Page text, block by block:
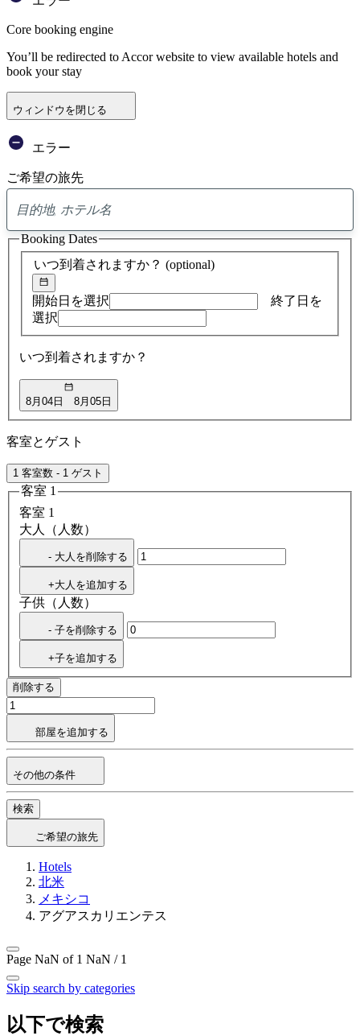
Core booking engine
You’ll be redirected to Accor website to view available hotels and
book your stay
ウィンドウを閉じる
エラー
ご希望の旅先
ア
ド
バ
イ
検
索
いつ到着されますか？ (optional)
開始日を選択
終了日を
選択
いつ到着されますか？
8月04日 8月05日
Booking Dates
客室とゲスト
1 客室数 - 1 ゲスト
客室 1
客室 1
大人（人数）
- 大人を削除する
+大人を追加する
子供（人数）
- 子を削除する
+子を追加する
削除する
部屋を追加する
その他の条件
検索
ご希望の旅先
Hotels
北米
メキシコ
アグアスカリエンテス
Page NaN of 1 NaN / 1
Skip search by categories
以下で検索